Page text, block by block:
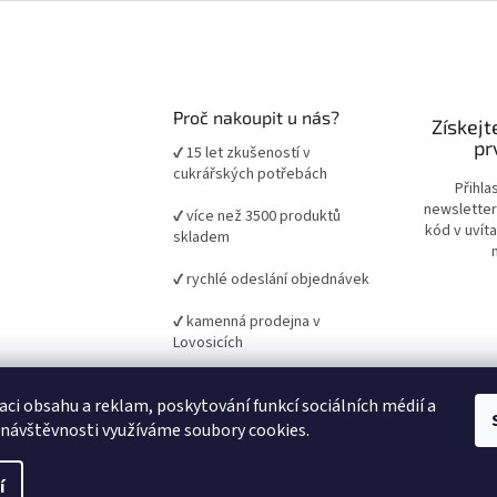
obsahu a reklam, poskytování funkcí sociálních médií a
využíváme soubory cookies.
Proč nakoupit u nás?
✔ 15 let zkušeností v
cukrářských potřebách
✔ více než 3500 produktů
skladem
✔ rychlé odeslání objednávek
✔ kamenná prodejna v
Lovosicích
pro domácí i profesionální
pečení
kód v